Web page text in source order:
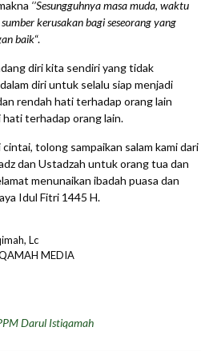
‘’Sesungguhnya masa muda, waktu
kerusakan bagi seseorang yang
baik“.
diri kita sendiri yang tidak
diri untuk selalu siap menjadi
rendah hati terhadap orang lain
terhadap orang lain.
tolong sampaikan salam kami dari
dan Ustadzah untuk orang tua dan
menunaikan ibadah puasa dan
Idul Fitri 1445 H.
Lc
MEDIA
Darul Istiqamah